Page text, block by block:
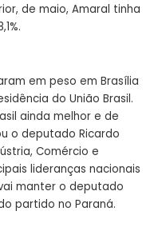
de maio, Amaral tinha
em peso em Brasília
do União Brasil.
ainda melhor e de
o deputado Ricardo
Comércio e
lideranças nacionais
manter o deputado
partido no Paraná.